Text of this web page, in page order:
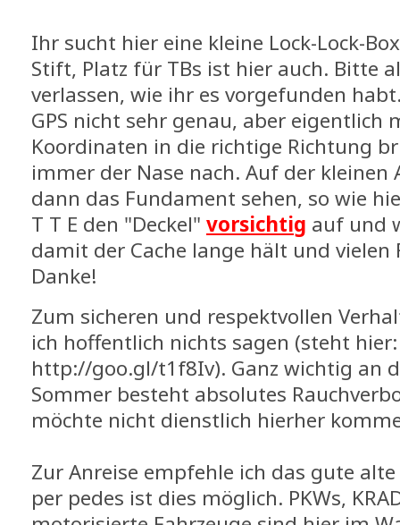
Ihr sucht hier eine kleine Lock-Lock-
Stift, Platz für TBs ist hier auch. Bitte
verlassen, wie ihr es vorgefunden
GPS nicht sehr genau, aber eigentlich
Koordinaten in die richtige Richtung
immer der Nase nach. Auf der kleinen
dann das Fundament sehen, so wie
T T E den "Deckel" vorsichtig auf und
damit der Cache lange hält und vielen
Danke!
Zum sicheren und respektvollen
ich hoffentlich nichts sagen (steht hier:
http://goo.gl/t1f8Iv). Ganz wichtig an
Sommer besteht absolutes
möchte nicht dienstlich hierher
Zur Anreise empfehle ich das gute
per pedes ist dies möglich. PKWs,